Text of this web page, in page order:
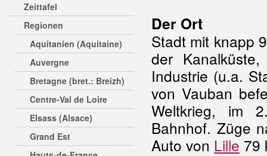
Zeittafel
Regionen
Aquitanien (Aquitaine)
Auvergne
Bretagne (bret.: Breizh)
Centre-Val de Loire
Elsass (Alsace)
Grand Est
Der Ort
Stadt mit knapp
der
Industrie (u.a.
von Vauban
Weltkrieg, im
Bahnhof. Züge
Auto von Lille 79